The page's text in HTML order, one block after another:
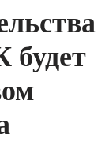
будет